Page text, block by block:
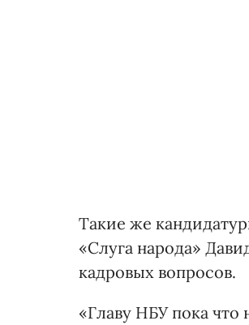
Такие же
«Слуга народа»
кадровых вопросов.
«Главу НБУ пока